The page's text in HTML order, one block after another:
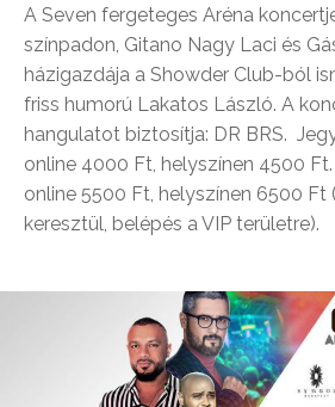
A Seven fergeteges Aréna
színpadon, Gitano Nagy Laci és
házigazdája a Showder Club-ból
friss humorú Lakatos László. A
hangulatot biztosítja: DR BRS.
online 4000 Ft, helyszínen 4500
online 5500 Ft, helyszínen 6500 Ft
keresztül, belépés a VIP területre).